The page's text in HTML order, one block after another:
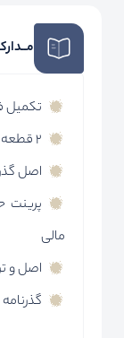
تکمیل
2 قطعه عکس تمام رخ رنگی 4*3 جدید
اصل
مالی
اصل و
گذرنامه با